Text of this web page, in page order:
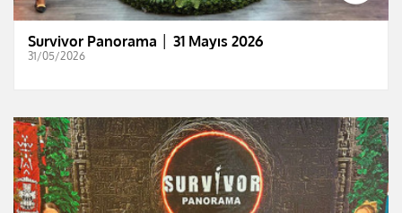
Survivor Panorama │ 31 Mayıs 2026
31/05/2026